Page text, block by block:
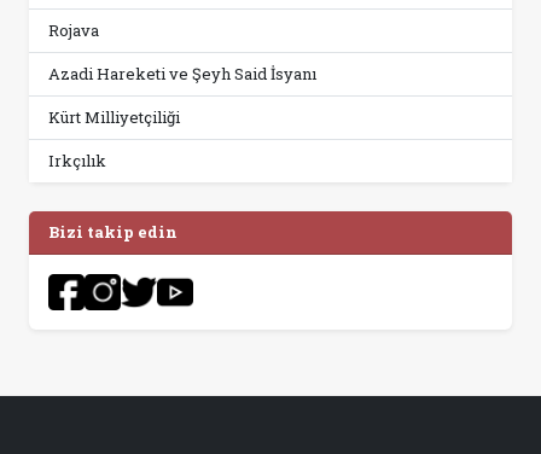
Rojava
Azadi Hareketi ve Şeyh Said İsyanı
Kürt Milliyetçiliği
Irkçılık
Bizi takip edin